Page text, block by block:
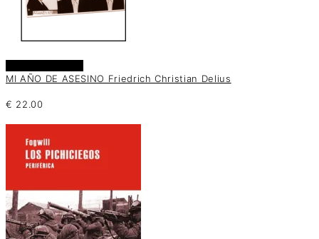
MI AÑO DE ASESINO Friedrich Christian Delius
€ 22.00